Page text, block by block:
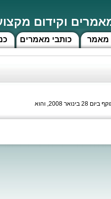
וקידום
כותבי מאמרים מאמר
בתחילת שנת 2008 הוביל משרד האוצר רפורמה משמעותית בשוק הפנסיה, הקרויה "תיקון 3 התשס"ח". תיקון 3 נכנס לתוקף ביום 28 בינואר 2008, והוא